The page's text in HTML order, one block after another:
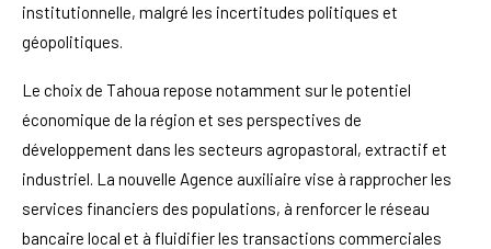
institutionnelle, malgré les incertitudes politiques et
géopolitiques.
Le choix de Tahoua repose notamment sur le potentiel
économique de la région et ses perspectives de
développement dans les secteurs agropastoral, extractif et
industriel. La nouvelle Agence auxiliaire vise à rapprocher les
services financiers des populations, à renforcer le réseau
bancaire local et à fluidifier les transactions commerciales